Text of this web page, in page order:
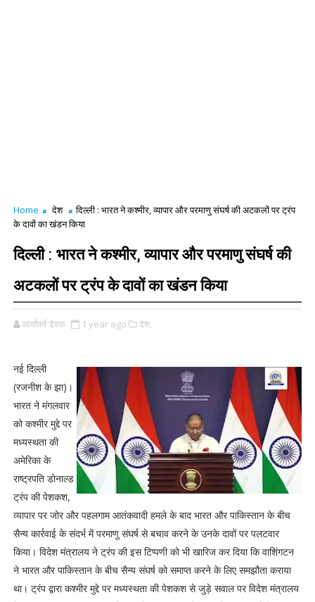
Home देश
दिल्ली : भारत ने कश्मीर, व्यापार और परमाणु संघर्ष की अटकलों पर ट्रंप
के दावों का खंडन किया
दिल्ली : भारत ने कश्मीर, व्यापार और परमाणु संघर्ष की
अटकलों पर ट्रंप के दावों का खंडन किया
आर्यावर्त डेस्क 1 year ago देश,
नई दिल्ली
(रजनीश के झा)।
भारत ने मंगलवार
को कश्मीर मुद्दे पर
मध्यस्थता की
अमेरिका के
राष्ट्रपति डोनाल्ड
ट्रंप की पेशकश,
व्यापार पर जोर और पहलगाम आतंकवादी हमले के बाद भारत और पाकिस्तान के बीच
सैन्य कार्रवाई के संदर्भ में परमाणु संघर्ष से बचाव करने के उनके दावों पर पलटवार
किया। विदेश मंत्रालय ने ट्रंप की इस टिप्पणी को भी खारिज कर दिया कि वाशिंगटन
ने भारत और पाकिस्तान के बीच सैन्य संघर्ष को समाप्त करने के लिए समझौता कराया
था। ट्रंप द्वारा कश्मीर मुद्दे पर मध्यस्थता की पेशकश से जुड़े सवाल पर विदेश मंत्रालय